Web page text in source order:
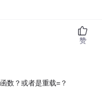
数？或者是重载=？
赞